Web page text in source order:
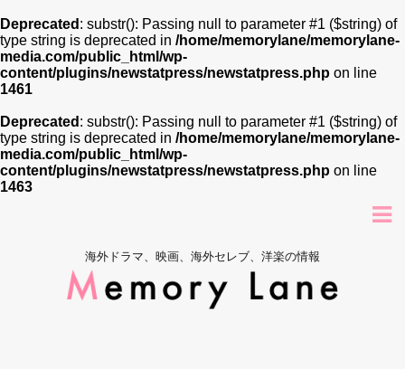
Deprecated : substr(): Passing null to parameter #1 ($string) of
type string is deprecated in /home/memorylane/memorylane-
media.com/public_html/wp-
content/plugins/newstatpress/newstatpress.php on line
1461
Deprecated : substr(): Passing null to parameter #1 ($string) of
type string is deprecated in /home/memorylane/memorylane-
media.com/public_html/wp-
content/plugins/newstatpress/newstatpress.php on line
1463
海外ドラマ、映画、海外セレブ、洋楽の情報